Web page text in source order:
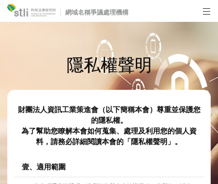
網域名稱爭議處理機構
表格下載
隱私權聲明
財團法人資訊工業策進會（以下簡稱本會）尊重並保護您
的隱私權。
為了幫助您瞭解本會如何蒐集、處理及利用您的個人資
料，請務必詳細閱讀本會的「隱私權聲明」。
壹、適用範圍